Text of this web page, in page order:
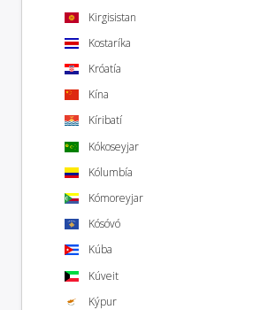
Kirgisistan
Kostaríka
Króatía
Kína
Kíribatí
Kókoseyjar
Kólumbía
Kómoreyjar
Kósóvó
Kúba
Kúveit
Kýpur